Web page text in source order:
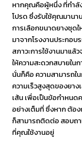
หากคุณคือผู้หนึ่ง ที่กำลั
โปรด ซึ่งรับใช้คุณมาน
การเลือกขนาดยางชุด
มาจากโรงงานประกอ
สภาวะการใช้งานมาแล้
ให้ความสะดวกสบายใ
นั่นก็คือ ความสามารถใ
ความเร็วสูงสุดของยา
เส้น เพื่อเป็นข้อกำหนด
อย่างเต็มที่ ซึ่งหาก ต้อ
ก็สามารถติดต่อ สอบถ
ที่คุณใช้งานอยู่